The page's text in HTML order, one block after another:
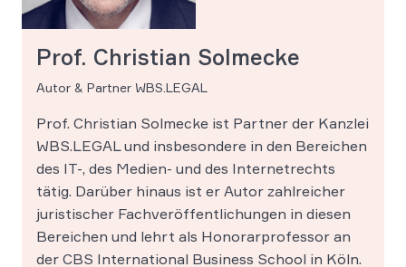
Prof. Christian Solmecke
Autor & Partner WBS.LEGAL
Prof. Christian Solmecke ist Partner der Kanzlei
WBS.LEGAL und insbesondere in den Bereichen
des IT-, des Medien- und des Internetrechts
tätig. Darüber hinaus ist er Autor zahlreicher
juristischer Fachveröffentlichungen in diesen
Bereichen und lehrt als Honorarprofessor an
der CBS International Business School in Köln.